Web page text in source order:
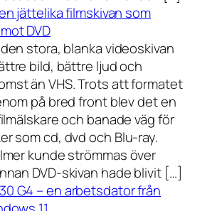
jättelika filmskivan som
DVD
stora, blanka videoskivan
bild, bättre ljud och
än VHS. Trots att formatet
på bred front blev det en
och banade väg för
som cd, dvd och Blu-ray.
kunde strömmas över
DVD-skivan hade blivit […]
G4 – en arbetsdator från